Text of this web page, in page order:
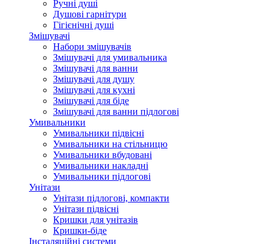
Ручні душі
Душові гарнітури
Гігієнічні душі
Змішувачі
Набори змішувачів
Змішувачі для умивальника
Змішувачі для ванни
Змішувачі для душу
Змішувачі для кухні
Змішувачі для біде
Змішувачі для ванни підлогові
Умивальники
Умивальники підвісні
Умивальники на стільницю
Умивальники вбудовані
Умивальники накладні
Умивальники підлогові
Унітази
Унітази підлогові, компакти
Унітази підвісні
Кришки для унітазів
Кришки-біде
Інсталяційні системи